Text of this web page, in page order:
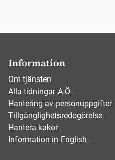
Information
Om tjänsten
Alla tidningar A-Ö
Hantering av personuppgifter
Tillgänglighetsredogörelse
Hantera kakor
Information in English